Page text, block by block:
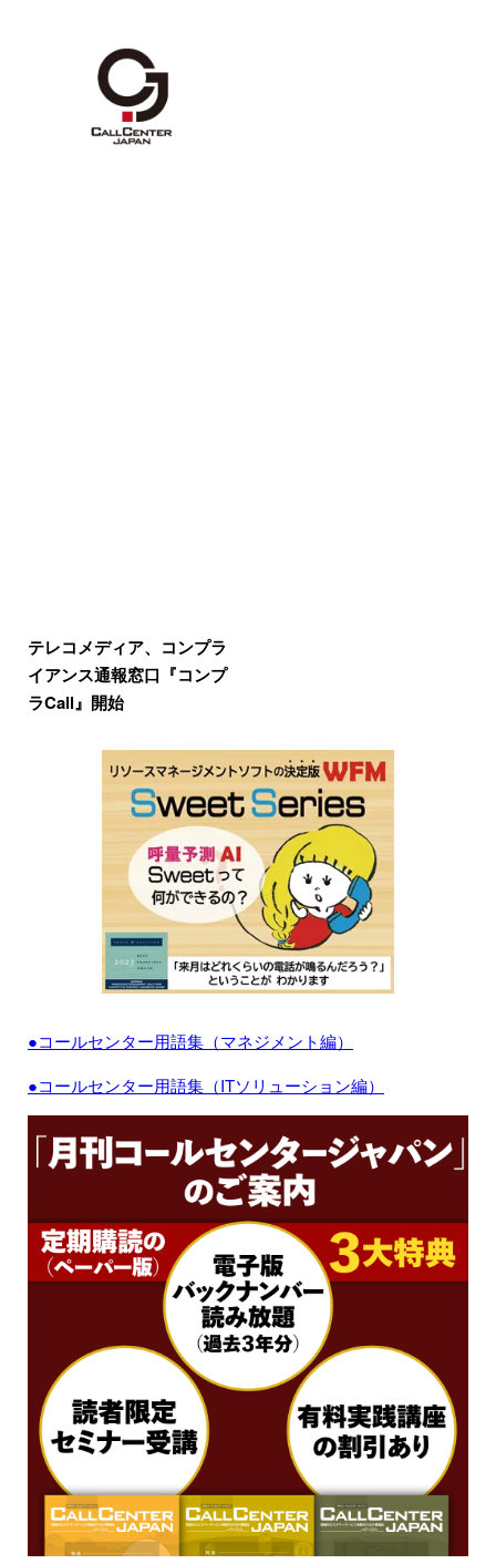
テレコメディア、コンプラ
イアンス通報窓口『コンプ
ラCall』開始
●コールセンター用語集（マネジメント編）
●コールセンター用語集（ITソリューション編）